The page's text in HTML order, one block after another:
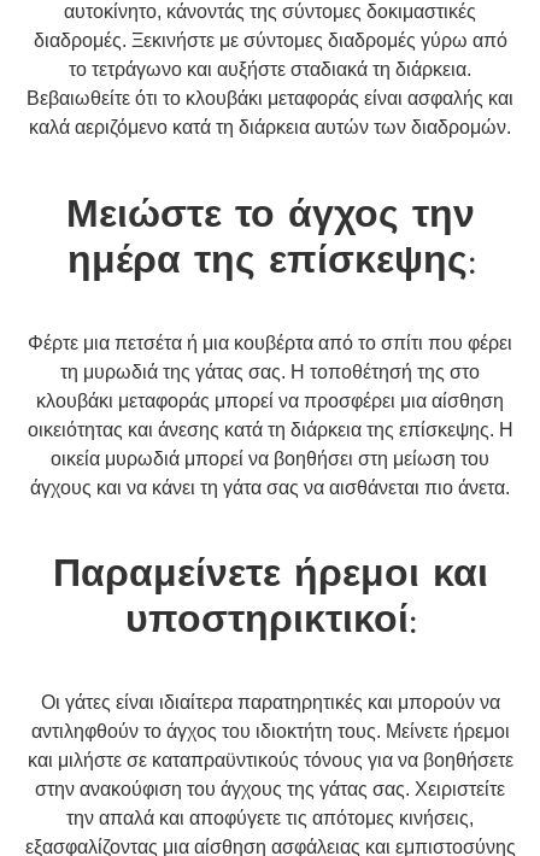
αυτοκίνητο, κάνοντάς της σύντομες δοκιμαστικές
διαδρομές. Ξεκινήστε με σύντομες διαδρομές γύρω από
το τετράγωνο και αυξήστε σταδιακά τη διάρκεια.
Βεβαιωθείτε ότι το κλουβάκι μεταφοράς είναι ασφαλής και
καλά αεριζόμενο κατά τη διάρκεια αυτών των διαδρομών.
Μειώστε το άγχος την
ημέρα της επίσκεψης:
Φέρτε μια πετσέτα ή μια κουβέρτα από το σπίτι που φέρει
τη μυρωδιά της γάτας σας. Η τοποθέτησή της στο
κλουβάκι μεταφοράς μπορεί να προσφέρει μια αίσθηση
οικειότητας και άνεσης κατά τη διάρκεια της επίσκεψης. Η
οικεία μυρωδιά μπορεί να βοηθήσει στη μείωση του
άγχους και να κάνει τη γάτα σας να αισθάνεται πιο άνετα.
Παραμείνετε ήρεμοι και
υποστηρικτικοί:
Οι γάτες είναι ιδιαίτερα παρατηρητικές και μπορούν να
αντιληφθούν το άγχος του ιδιοκτήτη τους. Μείνετε ήρεμοι
και μιλήστε σε καταπραϋντικούς τόνους για να βοηθήσετε
στην ανακούφιση του άγχους της γάτας σας. Χειριστείτε
την απαλά και αποφύγετε τις απότομες κινήσεις,
εξασφαλίζοντας μια αίσθηση ασφάλειας και εμπιστοσύνης